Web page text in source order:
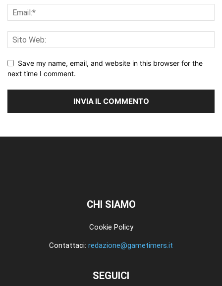
Save my name, email, and website in this browser for the
next time I comment.
CHI SIAMO
Cookie Policy
Contattaci: redazione@gametimers.it
SEGUICI